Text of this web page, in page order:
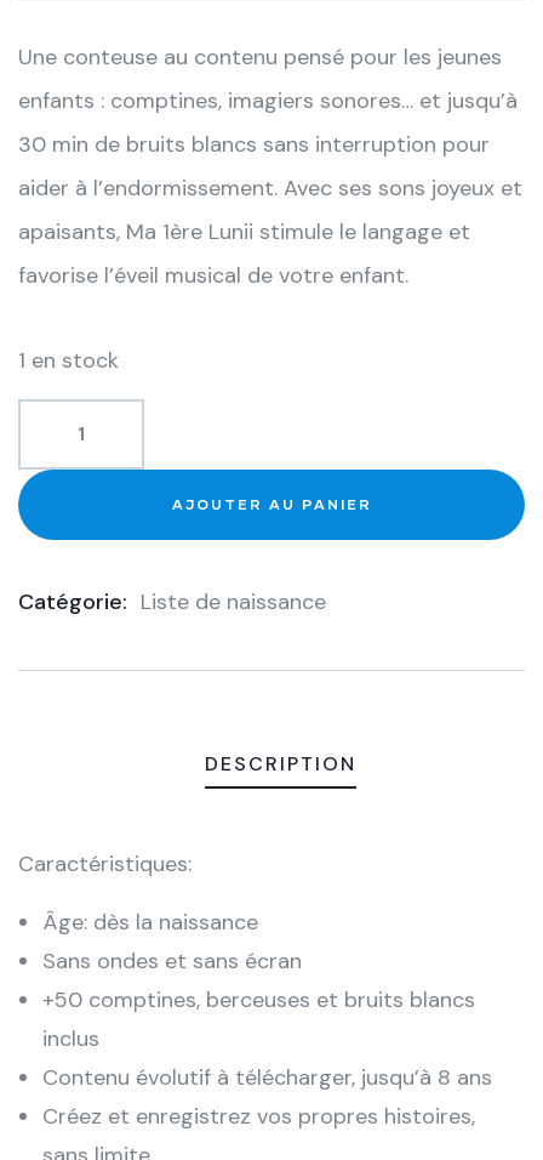
Une conteuse au contenu pensé pour les jeunes
enfants : comptines, imagiers sonores… et jusqu’à
30 min de bruits blancs sans interruption pour
aider à l’endormissement. Avec ses sons joyeux et
apaisants, Ma 1ère Lunii stimule le langage et
favorise l’éveil musical de votre enfant.
1 en stock
AJOUTER AU PANIER
Catégorie: Liste de naissance
DESCRIPTION
Caractéristiques:
Âge: dès la naissance
Sans ondes et sans écran
+50 comptines, berceuses et bruits blancs
inclus
Contenu évolutif à télécharger, jusqu’à 8 ans
Créez et enregistrez vos propres histoires,